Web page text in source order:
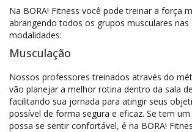
Na BORA! Fitness você pode treinar a força
abrangendo todos os grupos musculares nas
modalidades:
Musculação
Nossos professores treinados através do
vão planejar a melhor rotina dentro da sala
facilitando sua jornada para atingir seus
possível de forma segura e eficaz. Se tem
possa se sentir confortável, é na BORA!